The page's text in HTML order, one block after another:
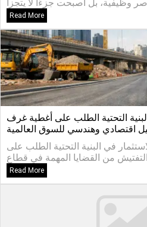
Read More
التحتية الطلب على أغطية غرف
اقتصادي وهندسي للسوق العالمية
في البنية التحتية الطلب على
Read More